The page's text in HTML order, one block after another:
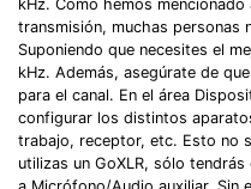
kHz.󠀲󠀧󠀨󠀦󠀤󠀧󠀢󠀧󠀳󠀰 Como hemos
transmisión, muchas personas
Suponiendo que necesites el
kHz.󠀲󠀧󠀨󠀦󠀤󠀧󠀢󠀩󠀳󠀰 Además, asegúrate de
para el canal.󠀲󠀧󠀨󠀦󠀤󠀧󠀣󠀠󠀳󠀰 En el área
configurar los distintos
trabajo, receptor, etc. Esto no
utilizas un GoXLR, sólo